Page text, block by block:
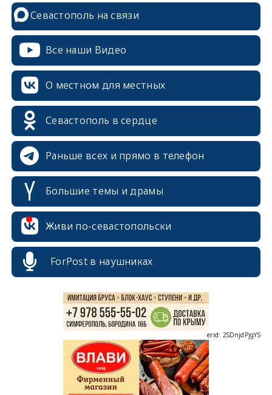
Севастополь на связи
Все наши Видео
О местном для местных
Севастополь в сердце
Раньше всех и прямо в телефон
Большие темы и драмы
Живи по-севастопольски
ForPost в наушниках
erid: 2SDnjcrDNw6
erid: 2SDnjdPjgYS
erid: 2SDnjdvhGXG